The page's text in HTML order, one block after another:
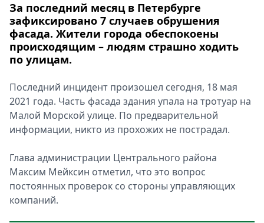
За последний месяц в Петербурге
зафиксировано 7 случаев обрушения
фасада. Жители города обеспокоены
происходящим – людям страшно ходить
по улицам.
Последний инцидент произошел сегодня, 18 мая
2021 года. Часть фасада здания упала на тротуар на
Малой Морской улице. По предварительной
информации, никто из прохожих не пострадал.
Глава администрации Центрального района
Максим Мейксин отметил, что это вопрос
постоянных проверок со стороны управляющих
компаний.